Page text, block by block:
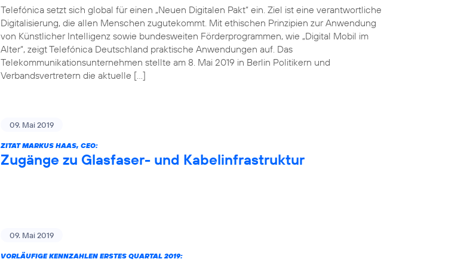
Telefónica setzt sich global für einen „Neuen Digitalen Pakt“ ein. Ziel ist eine verantwortliche
Digitalisierung, die allen Menschen zugutekommt. Mit ethischen Prinzipien zur Anwendung
von Künstlicher Intelligenz sowie bundesweiten Förderprogrammen, wie „Digital Mobil im
Alter“, zeigt Telefónica Deutschland praktische Anwendungen auf. Das
Telekommunikationsunternehmen stellte am 8. Mai 2019 in Berlin Politikern und
Verbandsvertretern die aktuelle […]
09. Mai 2019
ZITAT MARKUS HAAS, CEO:
Zugänge zu Glasfaser- und Kabelinfrastruktur
09. Mai 2019
VORLÄUFIGE KENNZAHLEN ERSTES QUARTAL 2019: